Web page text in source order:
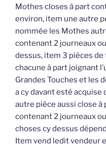
Mothes closes à part
environ, item une autre
nommée les Mothes
contenant 2 journeaux
dessus, item 3 pièces
chacune à part joignant
Grandes Touches et les
a cy davant esté acquise
autre pièce aussi close
contenant 2 journeaux
choses cy dessus
Item vend ledit vendeur